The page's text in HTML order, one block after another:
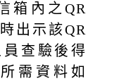
箱內之QR
出示該QR
查驗後得
需資料如